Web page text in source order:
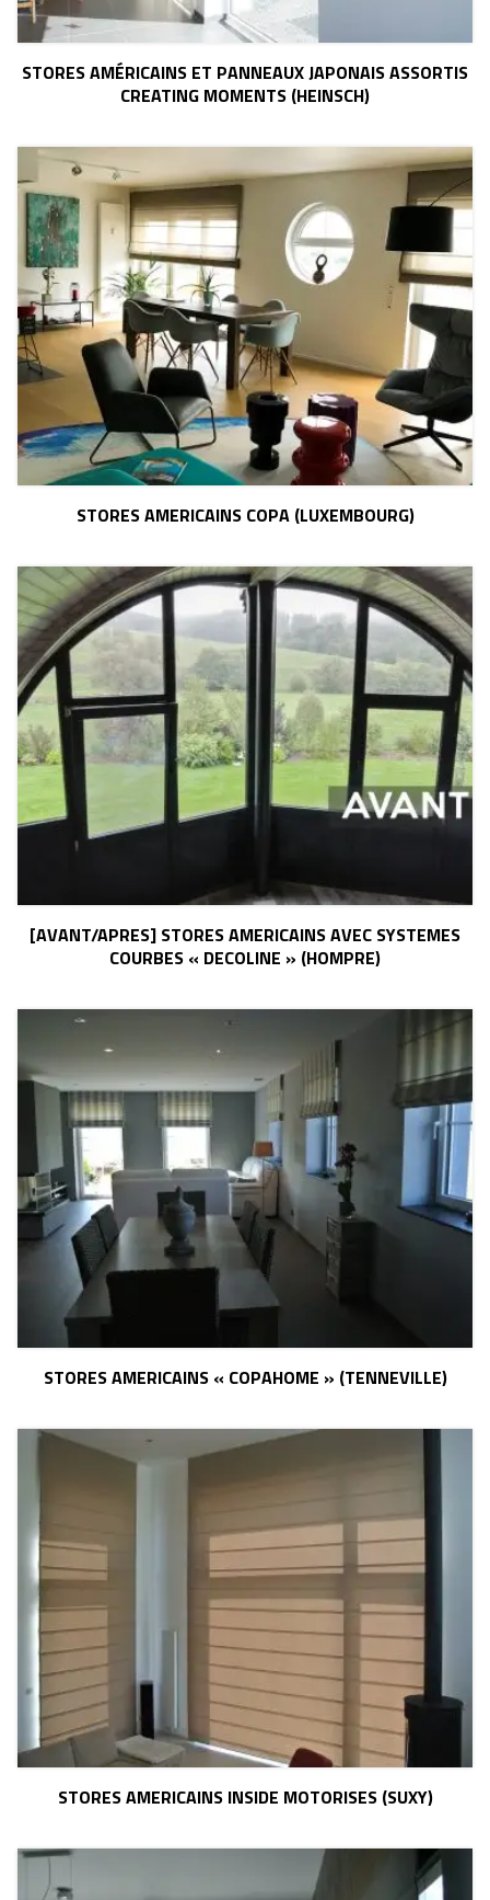
STORES AMÉRICAINS ET PANNEAUX JAPONAIS ASSORTIS
CREATING MOMENTS (HEINSCH)
STORES AMERICAINS COPA (LUXEMBOURG)
[AVANT/APRES] STORES AMERICAINS AVEC SYSTEMES
COURBES « DECOLINE » (HOMPRE)
STORES AMERICAINS « COPAHOME » (TENNEVILLE)
STORES AMERICAINS INSIDE MOTORISES (SUXY)